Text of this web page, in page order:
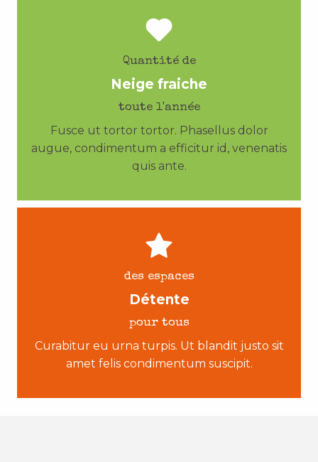
Quantité de
Neige fraiche
toute l'année
Fusce ut tortor tortor. Phasellus dolor
augue, condimentum a efficitur id, venenatis
quis ante.
des espaces
Détente
pour tous
Curabitur eu urna turpis. Ut blandit justo sit
amet felis condimentum suscipit.